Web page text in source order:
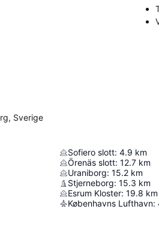
Sverige
Sofiero slott: 4.9 km
Örenäs slott: 12.7 km
Uraniborg: 15.2 km
Stjerneborg: 15.3 km
Esrum Kloster: 19.8 km
Københavns Lufthavn: